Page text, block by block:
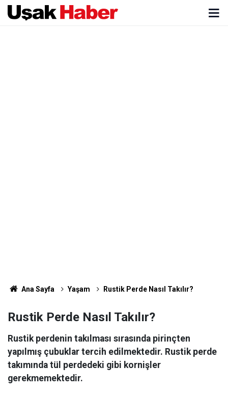
Ana Sayfa Yaşam Rustik Perde Nasıl Takılır?
Rustik Perde Nasıl Takılır?
Rustik perdenin takılması sırasında pirinçten
yapılmış çubuklar tercih edilmektedir. Rustik perde
takımında tül perdedeki gibi kornişler
gerekmemektedir.